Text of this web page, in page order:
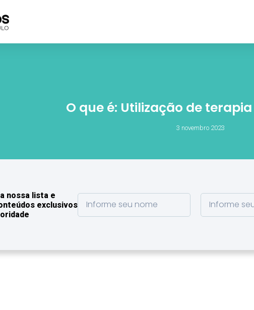
O que é: Utilização de
3 novembro 2023
nossa lista e
exclusivos